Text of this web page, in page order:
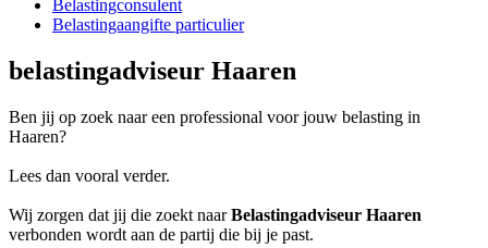
Belastingconsulent
Belastingaangifte particulier
belastingadviseur Haaren
Ben jij op zoek naar een professional voor jouw belasting in
Haaren?
Lees dan vooral verder.
Wij zorgen dat jij die zoekt naarBelastingadviseur Haaren
verbonden wordt aan de partij die bij je past.